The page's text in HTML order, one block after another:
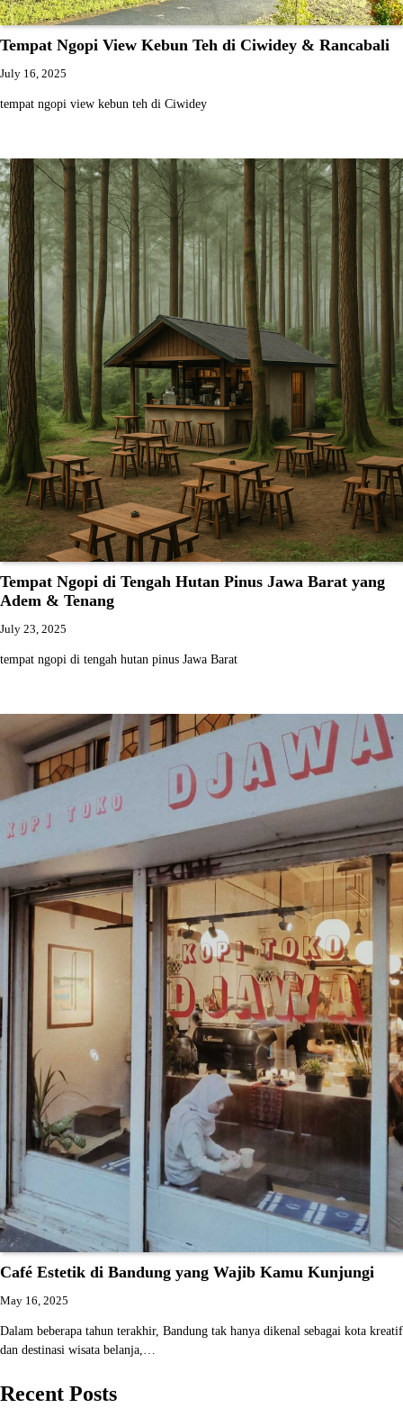
Tempat Ngopi View Kebun Teh di Ciwidey & Rancabali
July 16, 2025
tempat ngopi view kebun teh di Ciwidey
Tempat Ngopi di Tengah Hutan Pinus Jawa Barat yang
Adem & Tenang
July 23, 2025
tempat ngopi di tengah hutan pinus Jawa Barat
Café Estetik di Bandung yang Wajib Kamu Kunjungi
May 16, 2025
Dalam beberapa tahun terakhir, Bandung tak hanya dikenal sebagai kota kreatif
dan destinasi wisata belanja,…
Recent Posts